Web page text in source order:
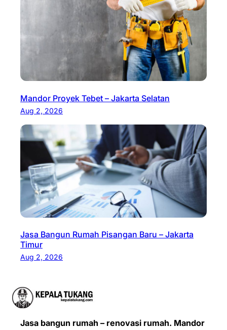
Mandor Proyek Tebet – Jakarta Selatan
Aug 2, 2026
Jasa Bangun Rumah Pisangan Baru – Jakarta
Timur
Aug 2, 2026
Jasa bangun rumah – renovasi rumah. Mandor